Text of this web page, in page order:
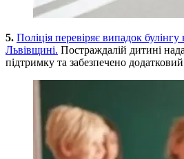
5. Поліція перевіряє випадок
Львівщині. Постраждалій дитині
підтримку та забезпечено